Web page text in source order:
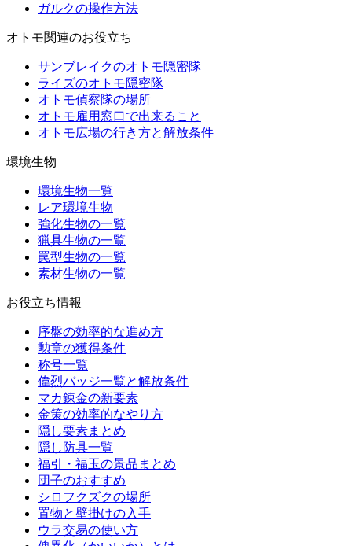
ガルクの操作方法
オトモ関連のお役立ち
サンブレイクのオトモ隠密隊
ライズのオトモ隠密隊
オトモ偵察隊の場所
オトモ雇用窓口で出来ること
オトモ広場の行き方と解放条件
環境生物
環境生物一覧
レア環境生物
強化生物の一覧
猟具生物の一覧
罠型生物の一覧
素材生物の一覧
お役立ち情報
序盤の効率的な進め方
勲章の獲得条件
称号一覧
偉烈バッジ一覧と解放条件
マカ錬金の新要素
金策の効率的なやり方
隠し要素まとめ
隠し防具一覧
福引・福玉の景品まとめ
団子のおすすめ
シロフクズクの場所
置物と壁掛けの入手
ウラ交易の使い方